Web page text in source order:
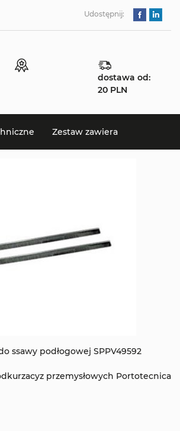
Udostępnij:
dostawa od:
20 PLN
Zestaw zawiera
ssawy podłogowej SPPV49592
przemysłowych Portotecnica